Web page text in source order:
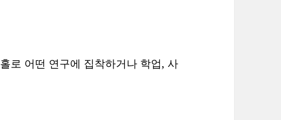
로 어떤 연구에 집착하거나 학업, 사